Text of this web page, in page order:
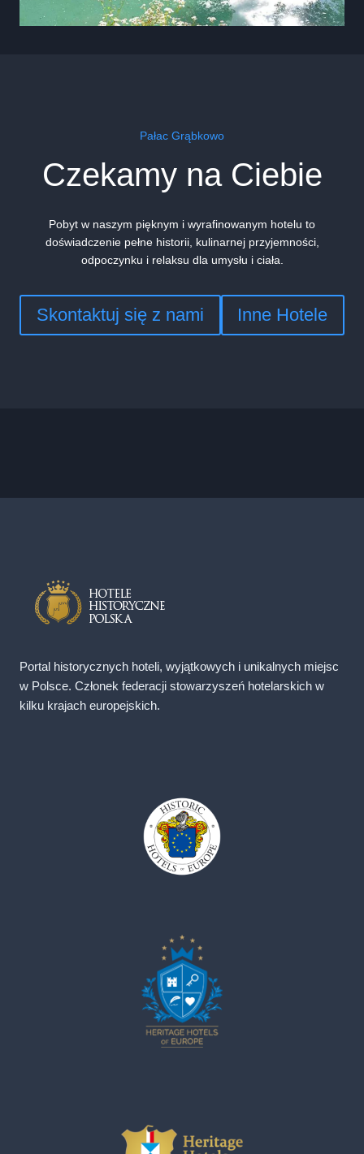
Pałac Grąbkowo
Czekamy na Ciebie
Pobyt w naszym pięknym i wyrafinowanym hotelu to
doświadczenie pełne historii, kulinarnej przyjemności,
odpoczynku i relaksu dla umysłu i ciała.
Skontaktuj się z nami Inne Hotele
Portal historycznych hoteli, wyjątkowych i unikalnych miejsc
w Polsce. Członek federacji stowarzyszeń hotelarskich w
kilku krajach europejskich.